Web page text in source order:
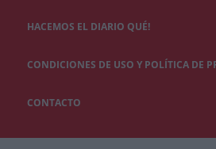
HACEMOS EL DIARIO QUÉ!
CONDICIONES DE USO Y POLÍTICA DE
CONTACTO